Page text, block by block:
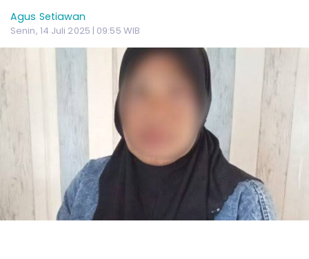
Agus Setiawan
Senin, 14 Juli 2025 | 09:55 WIB